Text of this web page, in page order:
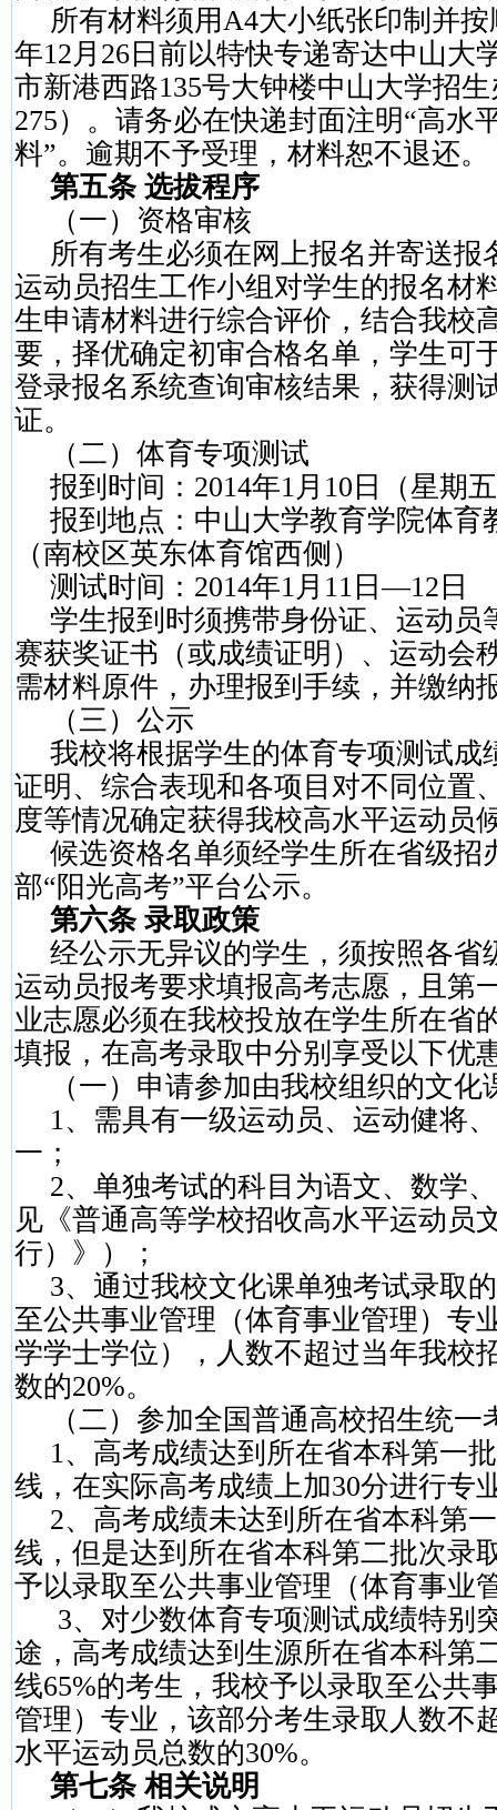
所有材料须用A4大小纸张印制并
年12月 26日前以特快专递寄达中山大
市新港西路135号大钟楼中山大学招
275）。请务必在快递封面注明“高水
料”。逾期不予受理，材料恕不退还。
第五条 选拔程序
（一）资格审核
所有考生必须在网上报名并寄送报
运动员招生工作小组对学生的报名材
生申请材料进行综合评价，结合我校
要，择优确定初审合格名单，学生可
登录报名系统查询审核结果，获得测
证。
（二）体育专项测试
报到时间： 2014年1月 10 日（星期
报到地点：中山大学教育学院体育
（南校区英东体育馆西侧）
测试时间： 2014年1月 11 日—12 日
学生报到时须携带身份证、运动员
赛获奖证书（或成绩证明）、运动会
需材料原件，办理报到手续，并缴纳
（三）公示
我校将根据学生的体育专项测试成
证明、综合表现和各项目对不同位置
度等情况确定获得我校高水平运动员
候选资格名单须经学生所在省级招
部“阳光高考”平台公示。
第六条 录取政策
经公示无异议的学生，须按照各省
运动员报考要求填报高考志愿，且第
业志愿必须在我校投放在学生所在省
填报，在高考录取中分别享受以下优
（一）申请参加由我校组织的文
1、需具有一级运动员、运动健将
一；
2、单独考试的科目为语文、数学
见《普通高等学校招收高水平运动员
行）》）；
3、通过我校文化课单独考试录取
至公共事业管理（体育事业管理）专
学学士学位），人数不超过当年我校
数的20%。
（二）参加全国普通高校招生统一
1、高考成绩达到所在省本科第一
线，在实际高考成绩上加30分进行专
2、高考成绩未达到所在省本科第
线，但是达到所在省本科第二批次录
予以录取至公共事业管理（体育事业
3、对少数体育专项测试成绩特别
途，高考成绩达到生源所在省本科第
线65%的考生，我校予以录取至公共
管理）专业，该部分考生录取人数不
水平运动员总数的30%。
第七条 相关说明